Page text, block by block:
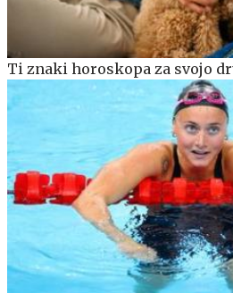
Ti znaki horoskopa za svojo